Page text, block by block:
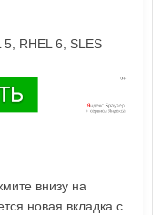
RHEL 6, SLES
внизу на
новая вкладка с